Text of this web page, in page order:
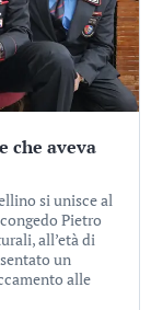
che aveva
si unisce al
Pietro
all’età di
un
alle